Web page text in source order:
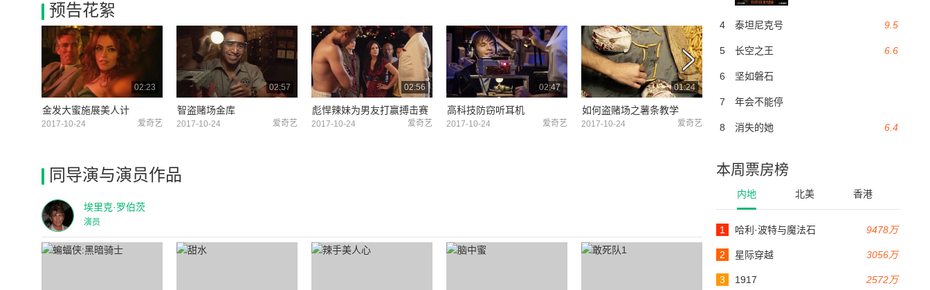
9.5
4 泰坦尼克号
6.6
5 长空之王
6 坚如磐石
7 年会不能停
6.4
8 消失的她
本周票房榜
内地 北美 香港
9478万
1 哈利·波特与魔法石
3056万
2 星际穿越
2572万
3 1917
预告花絮
02:23
金发大蜜施展美人计
2017-10-24 爱奇艺
02:57
智盗赌场金库
2017-10-24 爱奇艺
02:56
彪悍辣妹为男友打赢搏击赛
2017-10-24 爱奇艺
02:47
高科技防窃听耳机
2017-10-24 爱奇艺
01:24
如何盗赌场之薯条教学
2017-10-24 爱奇艺
比碟中谍还反转
2017-10-24
同导演与演员作品
埃里克·罗伯茨
演员